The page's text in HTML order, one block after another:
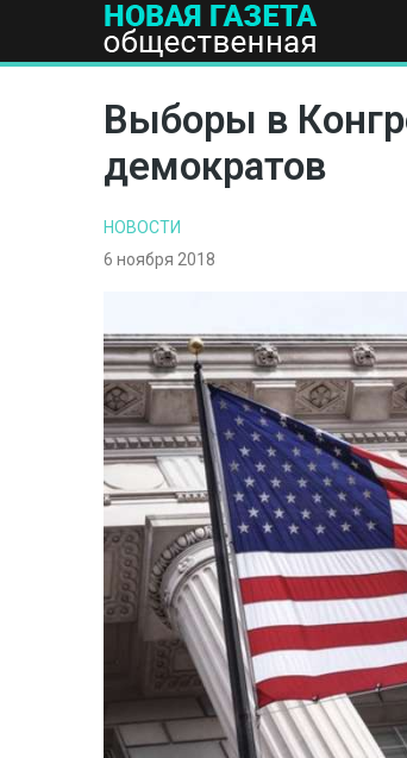
ПОЛИТИКА ОБЩЕСТВО ЭКОНОМИКА
Выборы в
демократов
НОВОСТИ
6 ноября 2018